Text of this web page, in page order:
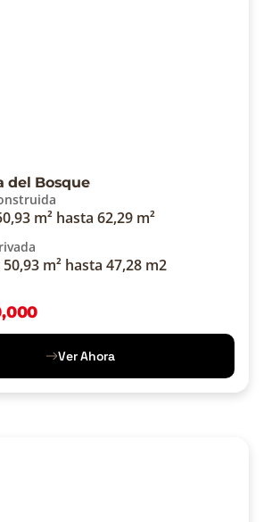
del Bosque
m² hasta 62,29 m²
m² hasta 47,28 m2
Ver Ahora